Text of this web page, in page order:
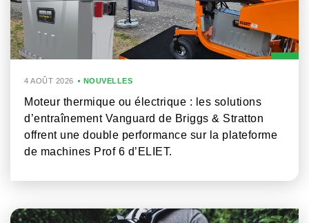
4 AOÛT 2026 NOUVELLES
Moteur thermique ou électrique : les solutions
d’entraînement Vanguard de Briggs & Stratton
offrent une double performance sur la plateforme
de machines Prof 6 d’ELIET.